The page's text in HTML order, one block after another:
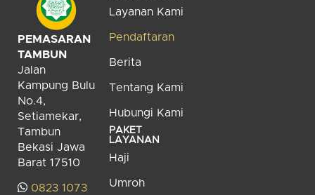
PEMASARAN
TAMBUN
Jalan
Kampung Bulu
No.4,
Setiamekar,
Tambun
Bekasi Jawa
Barat 17510
0823 1073
Layanan Kami
Pendaftaran
Berita
Tentang Kami
Hubungi Kami
PAKET
LAYANAN
Haji
Umroh